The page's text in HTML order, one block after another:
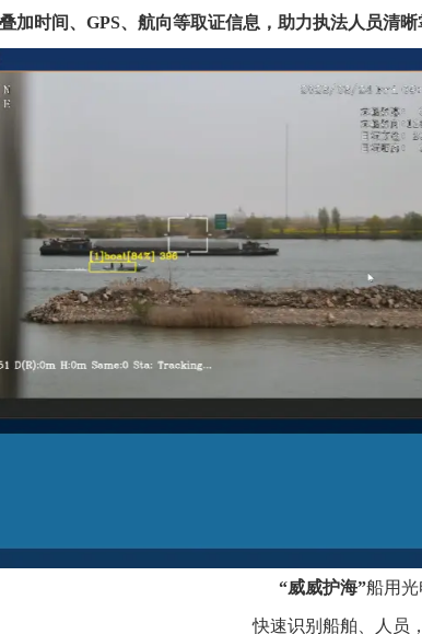
加 时间、 GPS、航向等取证信息 ，助力执法人员清晰
“威威护海”船用
快速识别船舶、人员